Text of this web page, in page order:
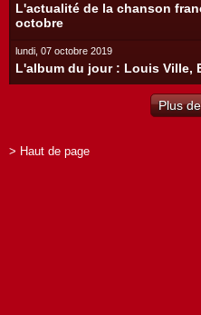
L'actualité de la chanson
octobre
lundi, 07 octobre 2019
L'album du jour : Louis Ville,
Plus
> Haut de page